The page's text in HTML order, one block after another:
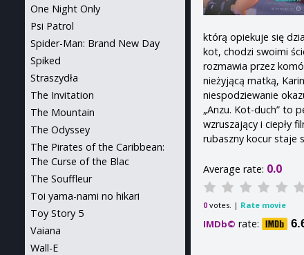
którą opiekuje się
kot, chodzi swoimi
rozmawia przez
nieżyjącą matką,
niespodziewanie
„Anzu. Kot-duch” to
wzruszający i ciepły
rubaszny kocur staje
Average rate: 0.0
0votes. | Rate movie
IMDb© rate:
One Night Only
Psi Patrol
Spider-Man: Brand New Day
Spiked
Straszydła
The Invitation
The Mountain
The Odyssey
The Pirates of the Caribbean:
The Curse of the Blac
The Souffleur
Toi yama-nami no hikari
Toy Story 5
Vaiana
Wall-E